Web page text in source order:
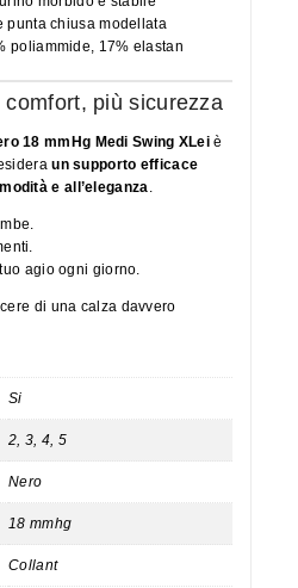
punta chiusa modellata
poliammide, 17% elastan
più sicurezza
18 mmHg Medi Swing XLei è
un supporto efficace
e all’eleganza
agio ogni giorno.
di una calza davvero
Si
2, 3, 4, 5
Nero
18 mmhg
Collant